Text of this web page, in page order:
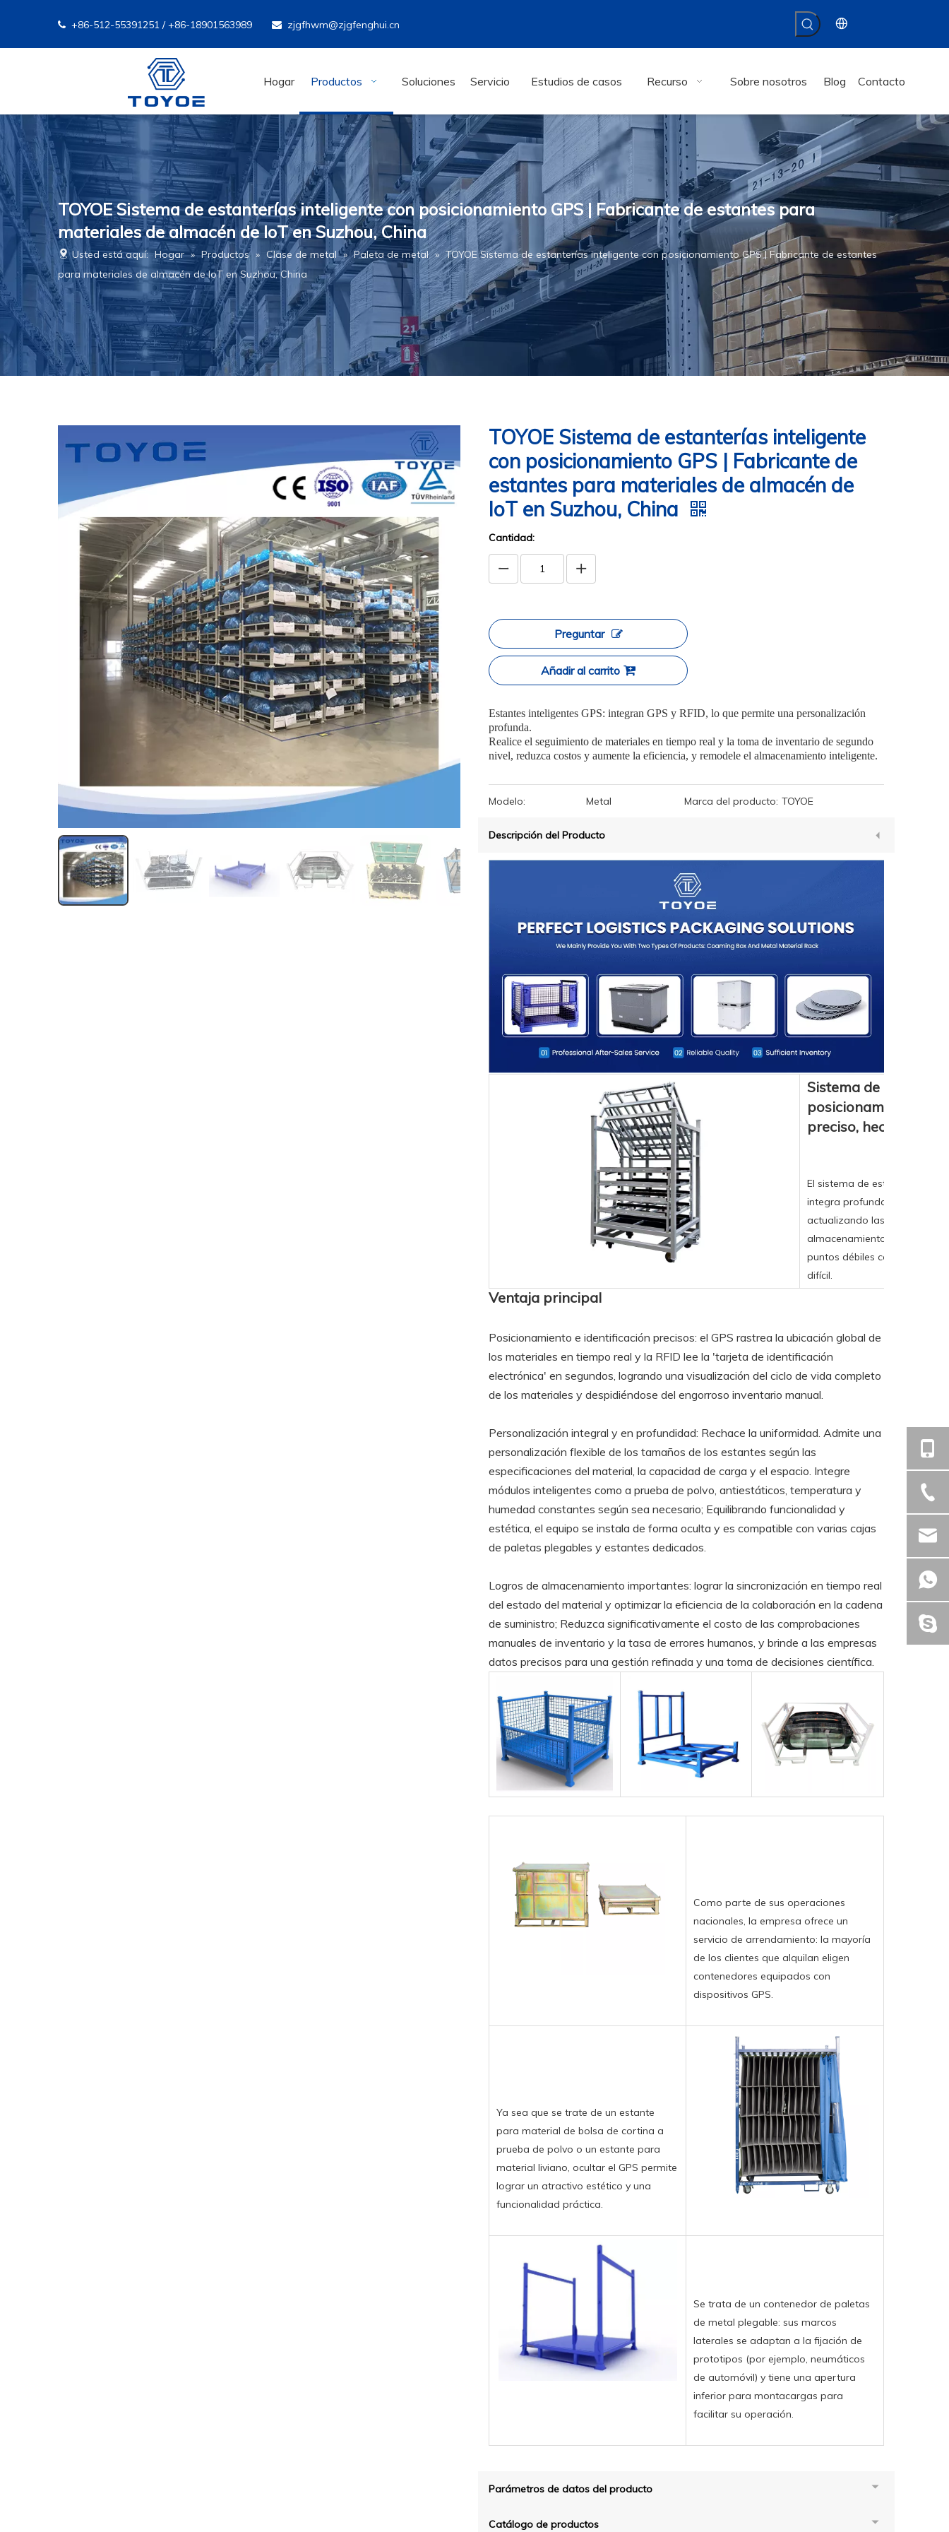
 +86-512-55391251 / +86-18901563989  zjgfhwm@zjgfenghui.cn
Hogar Productos Soluciones Servicio Estudios de casos Recurso Sobre nosotros Blog Contacto
TOYOE Sistema de estanterías inteligente con posicionamiento GPS | Fabricante de estantes para
materiales de almacén de IoT en Suzhou, China
Usted está aquí: Hogar » Productos » Clase de metal » Paleta de metal » TOYOE Sistema de estanterías inteligente con posicionamiento GPS | Fabricante de estantes
para materiales de almacén de IoT en Suzhou, China
TOYOE Sistema de estanterías inteligente
con posicionamiento GPS | Fabricante de
estantes para materiales de almacén de
IoT en Suzhou, China
Cantidad:
Preguntar
Añadir al carrito
Estantes inteligentes GPS: integran GPS y RFID, lo que permite una personalización
profunda.
Realice el seguimiento de materiales en tiempo real y la toma de inventario de segundo
nivel, reduzca costos y aumente la eficiencia, y remodele el almacenamiento inteligente.
Modelo: Metal Marca del producto: TOYOE
Descripción del Producto
Sistema de
posicionamiento
preciso, hecho a
El sistema de estantería
integra profundamente las
actualizando las estanterías
almacenamiento inteligentes
puntos débiles como el
difícil.
Ventaja principal
Posicionamiento e identificación precisos: el GPS rastrea la ubicación global de
los materiales en tiempo real y la RFID lee la 'tarjeta de identificación
electrónica' en segundos, logrando una visualización del ciclo de vida completo
de los materiales y despidiéndose del engorroso inventario manual.
Personalización integral y en profundidad: Rechace la uniformidad. Admite una
personalización flexible de los tamaños de los estantes según las
especificaciones del material, la capacidad de carga y el espacio. Integre
módulos inteligentes como a prueba de polvo, antiestáticos, temperatura y
humedad constantes según sea necesario; Equilibrando funcionalidad y
estética, el equipo se instala de forma oculta y es compatible con varias cajas
de paletas plegables y estantes dedicados.
Logros de almacenamiento importantes: lograr la sincronización en tiempo real
del estado del material y optimizar la eficiencia de la colaboración en la cadena
de suministro; Reduzca significativamente el costo de las comprobaciones
manuales de inventario y la tasa de errores humanos, y brinde a las empresas
datos precisos para una gestión refinada y una toma de decisiones científica.
Como parte de sus operaciones
nacionales, la empresa ofrece un
servicio de arrendamiento: la mayoría
de los clientes que alquilan eligen
contenedores equipados con
dispositivos GPS.
Ya sea que se trate de un estante
para material de bolsa de cortina a
prueba de polvo o un estante para
material liviano, ocultar el GPS permite
lograr un atractivo estético y una
funcionalidad práctica.
Se trata de un contenedor de paletas
de metal plegable: sus marcos
laterales se adaptan a la fijación de
prototipos (por ejemplo, neumáticos
de automóvil) y tiene una apertura
inferior para montacargas para
facilitar su operación.
Parámetros de datos del producto
Catálogo de productos